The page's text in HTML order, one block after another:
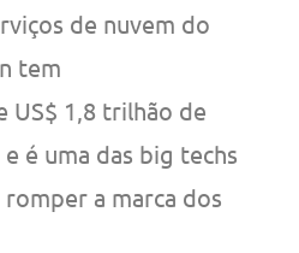
de nuvem do
tem
US$ 1,8 trilhão de
é uma das big techs
a marca dos